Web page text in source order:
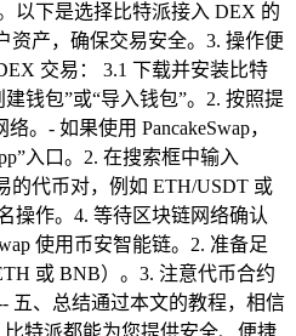
以下是选择比特派接入 DEX 的
资产，确保交易安全。3. 操作便
交易： 3.1 下载并安装比特
钱包”或“导入钱包”。2. 按照提
- 如果使用 PancakeSwap，
入口。2. 在搜索框中输入
的代币对，例如 ETH/USDT 或
操作。4. 等待区块链网络确认
使用币安智能链。2. 准备足
或 BNB）。3. 注意代币合约
五、总结通过本文的教程，相信
比特派都能为您提供安全、便捷